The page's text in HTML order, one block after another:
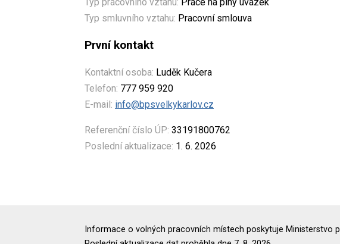
Typ smluvního vztahu: Pracovní smlouva
První kontakt
Kontaktní osoba: Luděk Kučera
Telefon: 777 959 920
E-mail: info@bpsvelkykarlov.cz
Referenční číslo ÚP: 33191800762
Poslední aktualizace: 1. 6. 2026
Informace o volných pracovních místech poskytuje Ministerstvo